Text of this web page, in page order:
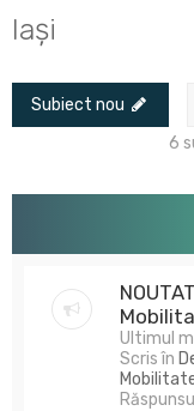
Iași
Subiect nou
6
Ultimul
Scris în